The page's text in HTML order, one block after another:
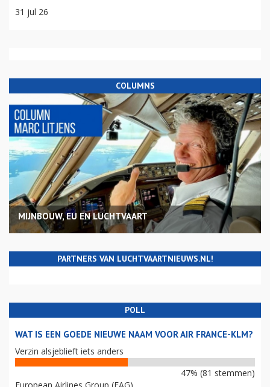
31 jul 26
COLUMNS
MIJNBOUW, EU EN LUCHTVAART
PARTNERS VAN LUCHTVAARTNIEUWS.NL!
POLL
WAT IS EEN GOEDE NIEUWE NAAM VOOR AIR FRANCE-KLM?
Verzin alsjeblieft iets anders
47% (81 stemmen)